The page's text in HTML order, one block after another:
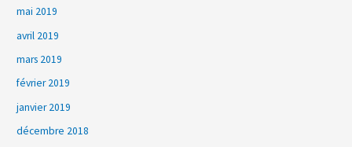
mai 2019
avril 2019
mars 2019
février 2019
janvier 2019
décembre 2018